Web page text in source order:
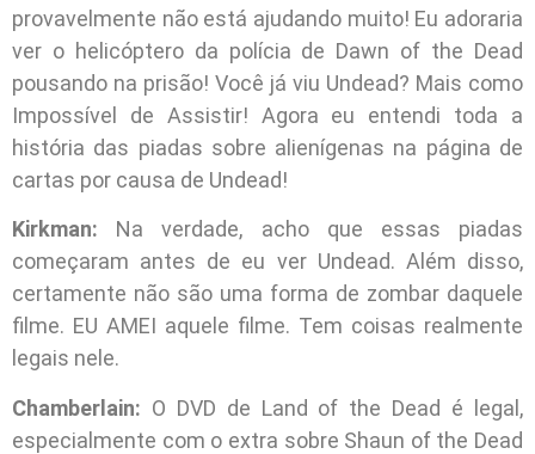
provavelmente não está ajudando muito! Eu adoraria
ver o helicóptero da polícia de Dawn of the Dead
pousando na prisão! Você já viu Undead? Mais como
Impossível de Assistir! Agora eu entendi toda a
história das piadas sobre alienígenas na página de
cartas por causa de Undead!
Kirkman: Na verdade, acho que essas piadas
começaram antes de eu ver Undead. Além disso,
certamente não são uma forma de zombar daquele
filme. EU AMEI aquele filme. Tem coisas realmente
legais nele.
Chamberlain: O DVD de Land of the Dead é legal,
especialmente com o extra sobre Shaun of the Dead